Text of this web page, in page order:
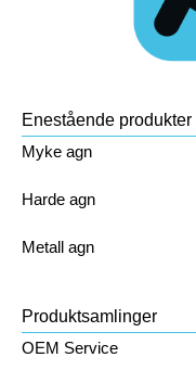
Enestående produkter
Myke agn
Harde agn
Metall agn
Produktsamlinger
OEM Service